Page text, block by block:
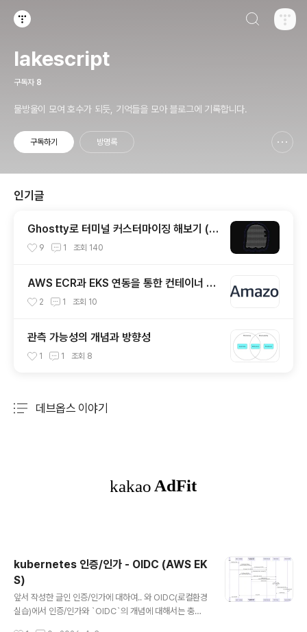
lakescript
구독자 8
물방울이 모여 호수가 되듯, 기억들을 모아 블로그에 기록합니다.
구독하기 방명록
인기글
Ghostty로 터미널 커스터마이징 해보기 (한
글 폰트 적용)
9 1 조회 140
AWS ECR과 EKS 연동을 통한 컨테이너 이
미지 배포하기
2 1 조회 10
관측 가능성의 개념과 방향성
1 1 조회 8
데브옵스 이야기
kubernetes 인증/인가 - OIDC (AWS EK
S)
앞서 작성한 글인 인증/인가에 대하여.. 와 OIDC(로컬환경
실습)에서 인증/인가와 `OIDC`의 개념에 대해서는 충분